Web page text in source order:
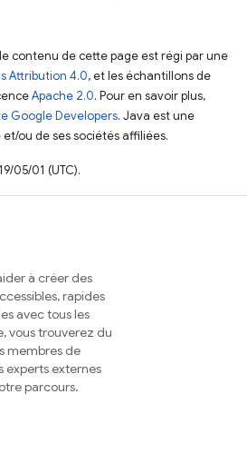
contenu de cette page est régi par une
Attribution 4.0, et les échantillons de
Apache 2.0. Pour en savoir plus,
Google Developers. Java est une
ou de ses sociétés affiliées.
05/01 (UTC).
à créer des
rapides
avec tous les
vous trouverez du
membres de
experts externes
parcours.